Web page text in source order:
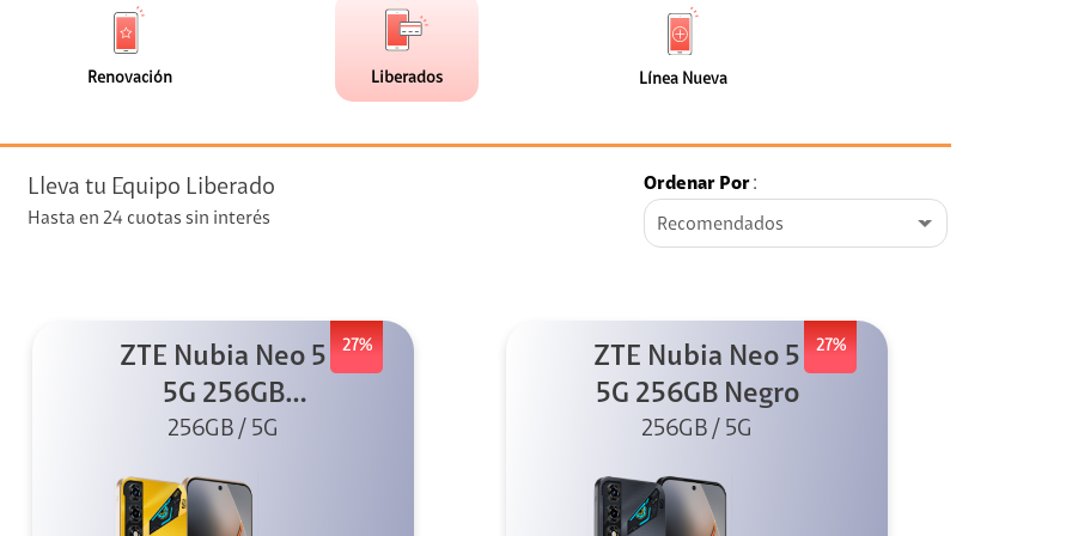
+ Telefonía
streaming
de
faceta
Renovación
(0)
faceta
Liberados
de
faceta
Línea Nueva
Nueva
(0)
Lleva tu Equipo Liberado
Hasta en 24 cuotas sin interés
Ordenar Por:
Recomendados
27%
ZTE Nubia Neo 5
5G 256GB
Dorado
256GB / 5G
27%
ZTE Nubia Neo 5
5G 256GB Negro
256GB / 5G